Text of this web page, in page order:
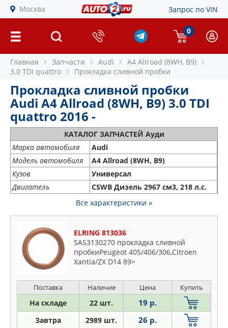
Москва Запрос по VIN
0
Главная Запчасти Audi
A4 Allroad (8WH, B9)
3.0 TDI quattro
Прокладка сливной пробки
Прокладка сливной пробки
Audi A4 Allroad (8WH, B9) 3.0 TDI
quattro 2016 -
КАТАЛОГ ЗАПЧАСТЕЙ Ауди
Марка автомобиля
Audi
Модель автомобиля
A4 Allroad (8WH, B9)
Кузов
Универсал
Двигатель
CSWB Дизель 2967 см3, 218 л.с.
Все характеристики »
ELRING 813036
SAS3130270 прокладка сливной
пробкиPeugeot 405/406/306,Citroen
Xantia/ZX D14 89>
Поставка Наличие Цена Купить
На складе 22 шт. 19 р.
Завтра 2989 шт. 26 р.